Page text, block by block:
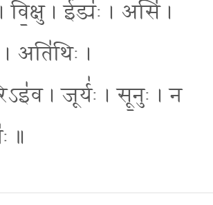
। ईड्यः॑ । असि॑ ।
। अति॑थिः ।
। जूर्यः॑ । सू॒नुः । न
॥